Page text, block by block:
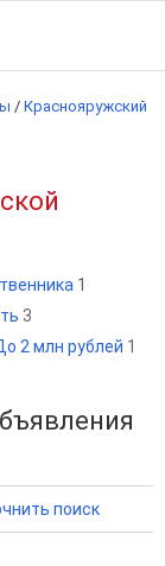
/ Краснояружский
1
3
2 млн рублей 1
поиск